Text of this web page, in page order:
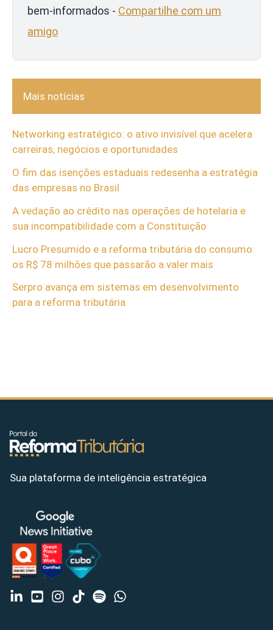
bem-informados - Compartilhe com um
amigo
Mais notícias
Networking estratégico: o ativo invisível que acelera
carreiras, negócios e oportunidades
O fim das isenções estaduais redesenha a estratégia
das empresas no Brasil
A vedação ao crédito nas operações de hotelaria e
sua incompatibilidade com a Constituição
Lucro Presumido e a reforma tributária do consumo:
os R$ 78 milhões que passarão a valer mais
Serpro avança em sistemas em desenvolvimento
para a reforma tributária
Sua plataforma de inteligência estratégica